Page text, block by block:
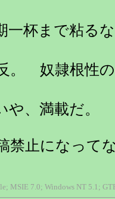
杯まで粘るな
。 奴隷根性
、満載だ。
禁止になって
MSIE 7.0; Windows NT 5.1;